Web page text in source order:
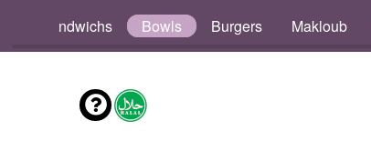
Sandwichs Bowls Burgers Makloub